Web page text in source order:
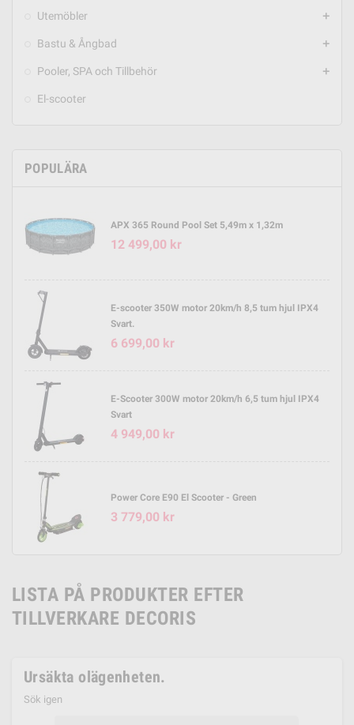
Utemöbler add
Bastu & Ångbad add
Pooler, SPA och Tillbehör add
El-scooter
POPULÄRA
APX 365 Round Pool Set 5,49m x 1,32m
12 499,00 kr
E-scooter 350W motor 20km/h 8,5 tum hjul IPX4
Svart.
6 699,00 kr
E-Scooter 300W motor 20km/h 6,5 tum hjul IPX4
Svart
4 949,00 kr
Power Core E90 El Scooter - Green
3 779,00 kr
LISTA PÅ PRODUKTER EFTER
TILLVERKARE DECORIS
Ursäkta olägenheten.
Sök igen